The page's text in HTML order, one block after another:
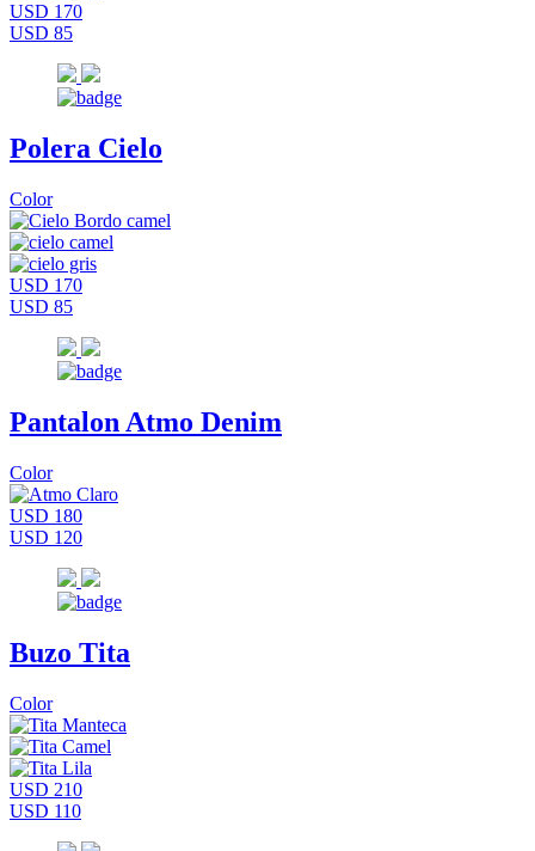
USD 170
USD 85
Polera Cielo
Color
USD 170
USD 85
Pantalon Atmo Denim
Color
USD 180
USD 120
Buzo Tita
Color
USD 210
USD 110